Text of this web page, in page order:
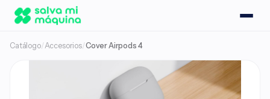
Catálogo/Accesorios/Cover Airpods 4